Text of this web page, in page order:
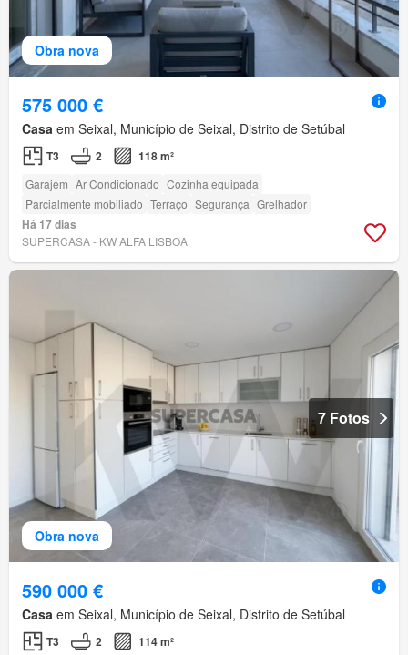
Obra nova
575 000 €
Casa em Seixal, Município de Seixal, Distrito de Setúbal
T3 2 118 m²
Garajem Ar Condicionado Cozinha equipada
Parcialmente mobiliado Terraço Segurança Grelhador
Há 17 dias
SUPERCASA - KW ALFA LISBOA
Obra nova
7 Fotos
590 000 €
Casa em Seixal, Município de Seixal, Distrito de Setúbal
T3 2 114 m²